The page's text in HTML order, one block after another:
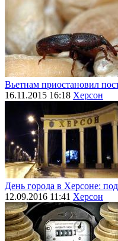
Вьетнам приостановил
16.11.2015 16:18 Херсон
День города в Херсоне:
12.09.2016 11:41 Херсон